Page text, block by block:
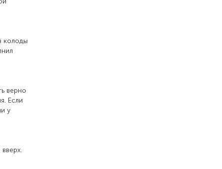
колоды
верно
Если
у